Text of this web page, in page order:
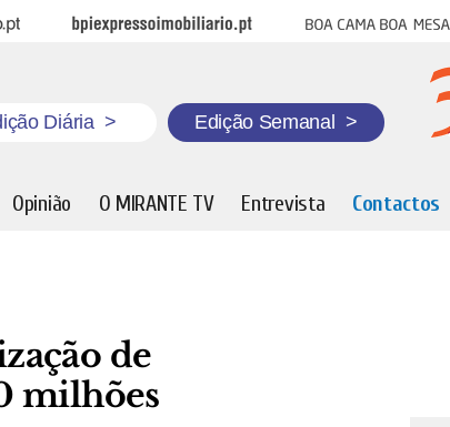
BPI Expresso Imobiliário Boa cama boa mesa
Diária > Edição Semanal >
Opinião O MIRANTE TV Entrevista Contactos
de
milhões